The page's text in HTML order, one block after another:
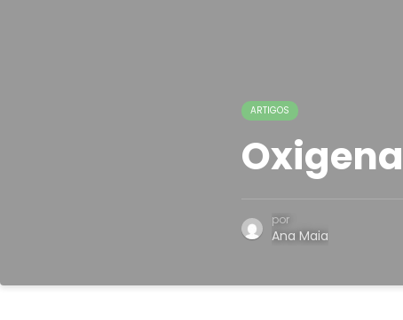
ARTIGOS
por
Ana Maia